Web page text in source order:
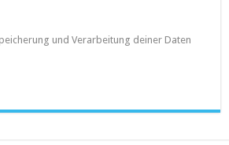
und Verarbeitung deiner Daten